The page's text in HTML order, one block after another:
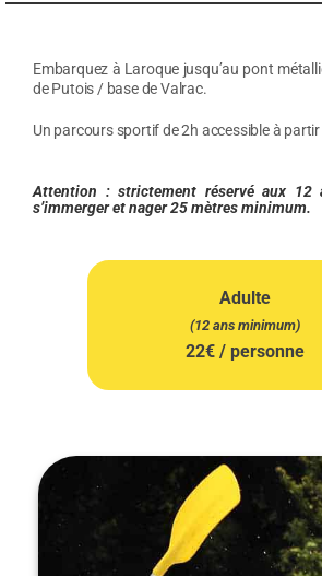
Embarquez à Laroque jusqu’au pont
de Putois / base de Valrac.
Un parcours sportif de 2h accessible à
Attention : strictement réservé aux 12
s’immerger et nager 25 mètres minimum.
Adulte
(12 ans minimum)
22€ / personne